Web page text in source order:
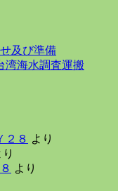
及び準備
湾海水調査運搬
２８ より
り
より